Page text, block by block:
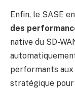
Enfin, le SASE
des
native du SD-
performants
stratégique pour